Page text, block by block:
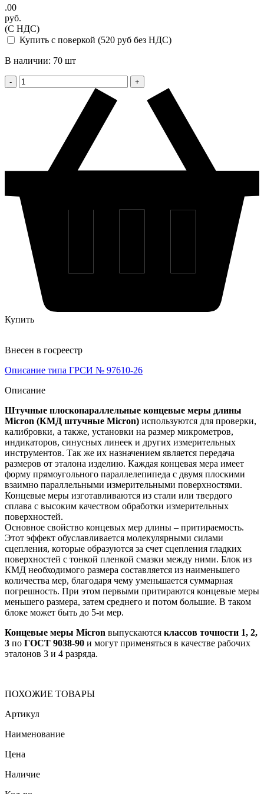
.00
руб.
(С НДС)
Купить с поверкой (520 руб без НДС)
В наличии: 70 шт
Купить
Внесен в госреестр
Описание типа ГРСИ № 97610-26
Описание
Штучные плоскопараллельные концевые меры длины
Micron (КМД штучные Micron) используются для проверки,
калибровки, а также, установки на размер микрометров,
индикаторов, синусных линеек и других измерительных
инструментов. Так же их назначением является передача
размеров от эталона изделию. Каждая концевая мера имеет
форму прямоугольного параллелепипеда с двумя плоскими
взаимно параллельными измерительными поверхностями.
Концевые меры изготавливаются из стали или твердого
сплава с высоким качеством обработки измерительных
поверхностей.
Основное свойство концевых мер длины – притираемость.
Этот эффект обуславливается молекулярными силами
сцепления, которые образуются за счет сцепления гладких
поверхностей с тонкой пленкой смазки между ними. Блок из
КМД необходимого размера составляется из наименьшего
количества мер, благодаря чему уменьшается суммарная
погрешность. При этом первыми притираются концевые меры
меньшего размера, затем среднего и потом большие. В таком
блоке может быть до 5-и мер.
Концевые меры Micron выпускаются классов точности 1, 2,
3 по ГОСТ 9038-90 и могут применяться в качестве рабочих
эталонов 3 и 4 разряда.
ПОХОЖИЕ ТОВАРЫ
Артикул
Наименование
Цена
Наличие